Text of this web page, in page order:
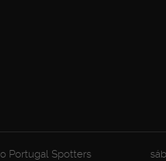
Portugal Spotters